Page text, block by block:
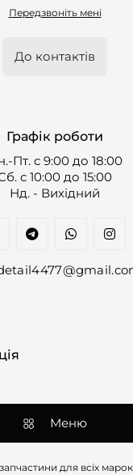
Передзвоніть мені
До контактів
Графік роботи
Пт. с 9:00 до 18:00
с 10:00 до 15:00
Нд. - Вихідний
Меню
для всіх